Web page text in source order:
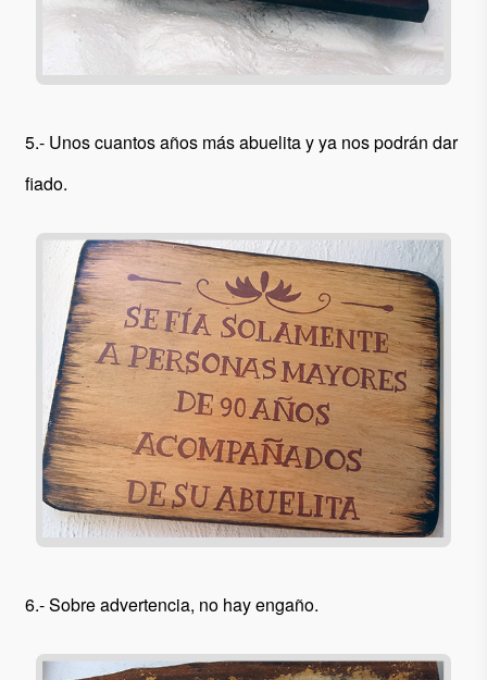
5.- Unos cuantos años más abuelita y ya nos podrán dar
fiado.
6.- Sobre advertencia, no hay engaño.